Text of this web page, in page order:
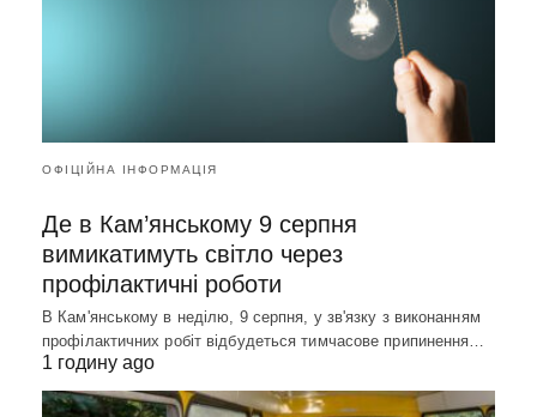
ОФІЦІЙНА ІНФОРМАЦІЯ
Де в Кам’янському 9 серпня
вимикатимуть світло через
профілактичні роботи
В Кам'янському в неділю, 9 серпня, у зв'язку з виконанням
профілактичних робіт відбудеться тимчасове припинення…
1 годину ago